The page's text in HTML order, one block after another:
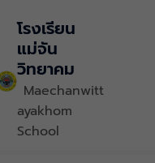
โรงเรียน
แม่จัน
วิทยาคม
Maechanwitt
ayakhom
School